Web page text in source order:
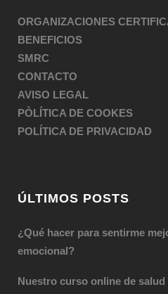
ORGANIZACIONES
BENEFICIOS
SMRC
CONTACTO
AVISO LEGAL
PÒLÍTICA DE COOKES
POLÍTICA DE PRIVACIDAD
ÚLTIMOS POSTS
¿Qué hacer para sentirme
emocional?
Nuestro curso online de